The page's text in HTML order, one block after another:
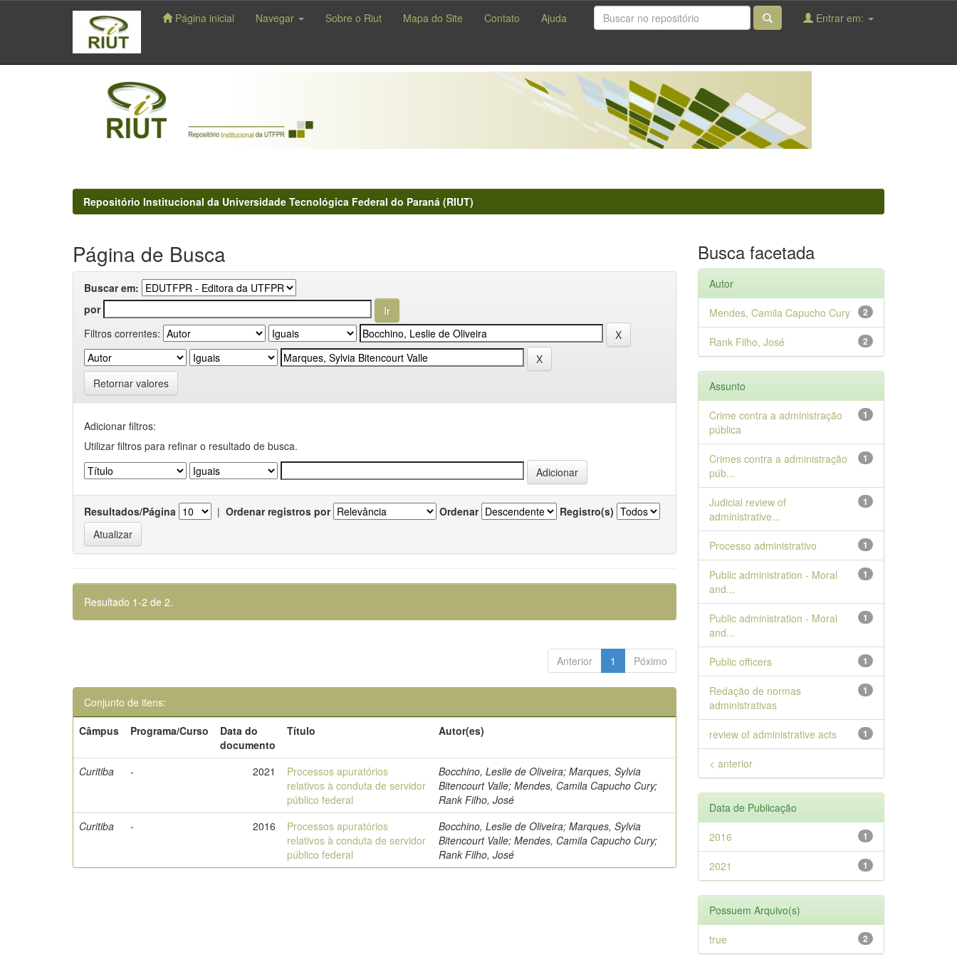
navigation
Página inicial Navegar Sobre o Riut Mapa do Site Contato Ajuda Entrar em:
Repositório Institucional da Universidade Tecnológica Federal do Paraná (RIUT)
Página de Busca
Buscar em:
por
Filtros correntes:
Retornar valores
Adicionar filtros:
Utilizar filtros para refinar o resultado de busca.
Resultados/Página | Ordenar registros por Ordenar Registro(s)
Resultado 1-2 de 2.
Anterior 1 Póximo
Conjunto de itens:
Câmpus
Programa/Curso
Data do
documento
Título Autor(es)
Curitiba - 2021
Processos apuratórios
relativos à conduta de servidor
público federal
Bocchino, Leslie de Oliveira; Marques, Sylvia
Bitencourt Valle; Mendes, Camila Capucho Cury;
Rank Filho, José
Curitiba
- 2016
Processos apuratórios
relativos à conduta de servidor
público federal
Bocchino, Leslie de Oliveira; Marques, Sylvia
Bitencourt Valle; Mendes, Camila Capucho Cury;
Rank Filho, José
Busca facetada
Autor
2
Mendes, Camila Capucho Cury
2
Rank Filho, José
Assunto
1
Crime contra a administração
pública
1
Crimes contra a administração
púb...
1
Judicial review of
administrative...
1
Processo administrativo
1
Public administration - Moral
and...
1
Public administration - Moral
and...
1
Public officers
1
Redação de normas
administrativas
1
review of administrative acts
< anterior
Data de Publicação
1
2016
1
2021
Possuem Arquivo(s)
2
true